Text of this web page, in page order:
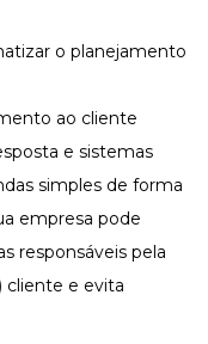
o planejamento
ao cliente
e sistemas
simples de forma
empresa pode
responsáveis pela
cliente e evita